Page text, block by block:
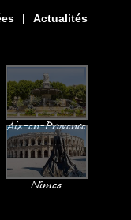
|
Actualités
Aix-en-Provence
Nîmes